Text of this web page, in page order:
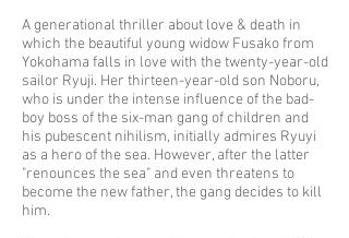
A generational thriller about love & death in
which the beautiful young widow Fusako from
Yokohama falls in love with the twenty-year-old
sailor Ryuji. Her thirteen-year-old son Noboru,
who is under the intense influence of the bad-
boy boss of the six-man gang of children and
his pubescent nihilism, initially admires Ryuyi
as a hero of the sea. However, after the latter
"renounces the sea" and even threatens to
become the new father, the gang decides to kill
him.